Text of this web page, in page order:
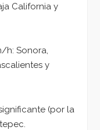
California y
h: Sonora,
y
(por la